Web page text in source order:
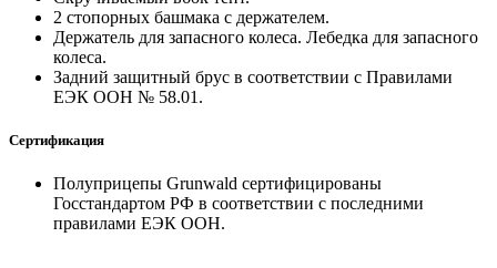
2 стопорных башмака с держателем.
Держатель для запасного колеса. Лебедка для запасного
колеса.
Задний защитный брус в соответствии с Правилами
ЕЭК ООН № 58.01.
Сертификация
Полуприцепы Grunwald сертифицированы
Госстандартом РФ в соответствии с последними
правилами ЕЭК ООН.